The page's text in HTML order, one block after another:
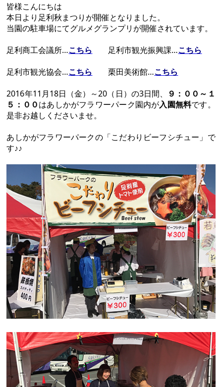
皆様こんにちは
本日より足利秋まつりが開催となりました。
当園の駐車場にてグルメグランプリが開催されています。
足利商工会議所…こちら 足利市観光振興課…こちら
足利市観光協会…こちら 栗田美術館…こちら
2016年11月18日（金）～20（日）の3日間、
９：００～１
５：００はあしかがフラワーパーク園内が入園無料です。
是非お越しくださいませ。
あしかがフラワーパークの「こだわりビーフシチュー」で
す♪♪